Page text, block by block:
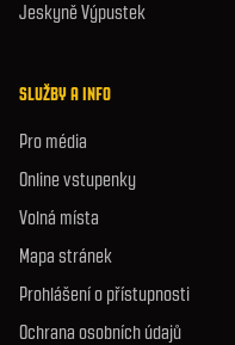
Jeskyně Výpustek
SLUŽBY A INFO
Pro média
Online vstupenky
Volná místa
Mapa stránek
Prohlášení o přístupnosti
Ochrana osobních údajů